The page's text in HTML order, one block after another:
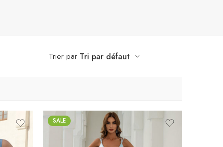
Trier par Tri par défaut
SALE